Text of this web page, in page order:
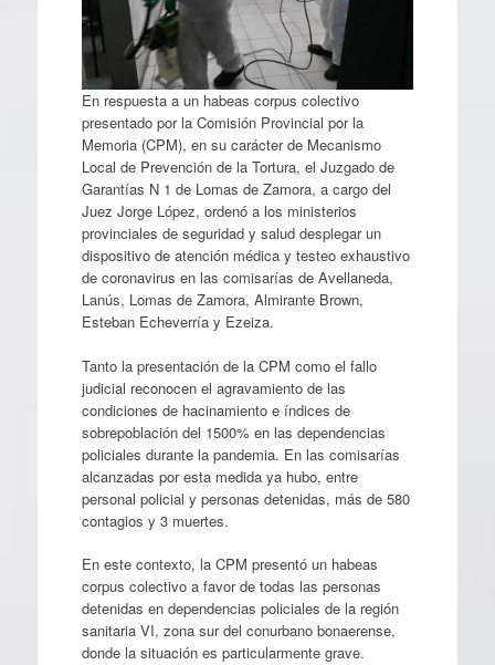
En respuesta a un habeas corpus colectivo
presentado por la Comisión Provincial por la
Memoria (CPM), en su carácter de Mecanismo
Local de Prevención de la Tortura, el Juzgado de
Garantías N 1 de Lomas de Zamora, a cargo del
Juez Jorge López, ordenó a los ministerios
provinciales de seguridad y salud desplegar un
dispositivo de atención médica y testeo exhaustivo
de coronavirus en las comisarías de Avellaneda,
Lanús, Lomas de Zamora, Almirante Brown,
Esteban Echeverría y Ezeiza.
Tanto la presentación de la CPM como el fallo
judicial reconocen el agravamiento de las
condiciones de hacinamiento e índices de
sobrepoblación del 1500% en las dependencias
policiales durante la pandemia. En las comisarías
alcanzadas por esta medida ya hubo, entre
personal policial y personas detenidas, más de 580
contagios y 3 muertes.
En este contexto, la CPM presentó un habeas
corpus colectivo a favor de todas las personas
detenidas en dependencias policiales de la región
sanitaria VI, zona sur del conurbano bonaerense,
donde la situación es particularmente grave.